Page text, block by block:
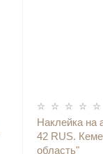
Наклейка на
42 RUS.
область"